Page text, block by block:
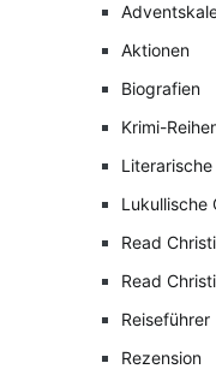
Aktionen
Biografien
Krimi-
Lukullische
Read
Read
Reiseführer
Rezension